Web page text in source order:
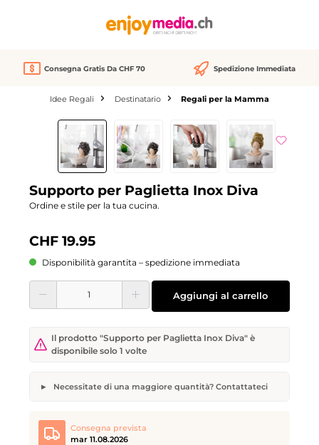
Consegna Gratis Da CHF 70 Spedizione Immediata
Idee Regali Destinatario Regali per la Mamma
Salta la galleria di immagini
Supporto per Paglietta Inox Diva
Ordine e stile per la tua cucina.
CHF 19.95
Disponibilità garantita – spedizione immediata
Quantità del prodotto: inserisci la quantità desiderata o usa i pulsanti per
Aggiungi al carrello
Il prodotto "Supporto per Paglietta Inox Diva" è
disponibile solo 1 volte
Necessitate di una maggiore quantità? Contattateci
Quantità desiderata
Consegna prevista
mar 11.08.2026